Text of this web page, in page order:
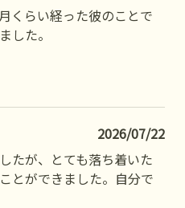
くらい経った彼のことで
した。
2026/07/22
たが、とても落ち着いた
とができました。自分で